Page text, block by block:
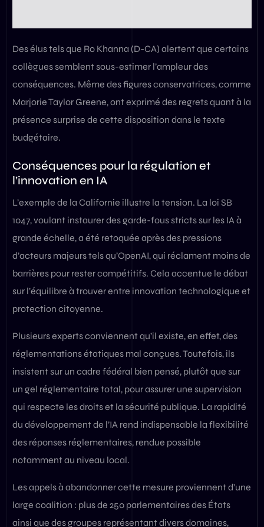
Des élus tels que Ro Khanna (D-CA) alertent que certains
collègues semblent sous-estimer l’ampleur des
conséquences. Même des figures conservatrices, comme
Marjorie Taylor Greene, ont exprimé des regrets quant à la
présence surprise de cette disposition dans le texte
budgétaire.
Conséquences pour la régulation et
l’innovation en IA
L’exemple de la Californie illustre la tension. La loi SB
1047, voulant instaurer des garde-fous stricts sur les IA à
grande échelle, a été retoquée après des pressions
d’acteurs majeurs tels qu’OpenAI, qui réclament moins de
barrières pour rester compétitifs. Cela accentue le débat
sur l’équilibre à trouver entre innovation technologique et
protection citoyenne.
Plusieurs experts conviennent qu’il existe, en effet, des
réglementations étatiques mal conçues. Toutefois, ils
insistent sur un cadre fédéral bien pensé, plutôt que sur
un gel réglementaire total, pour assurer une supervision
qui respecte les droits et la sécurité publique. La rapidité
du développement de l’IA rend indispensable la flexibilité
des réponses réglementaires, rendue possible
notamment au niveau local.
Les appels à abandonner cette mesure proviennent d’une
large coalition : plus de 250 parlementaires des États
ainsi que des groupes représentant divers domaines,